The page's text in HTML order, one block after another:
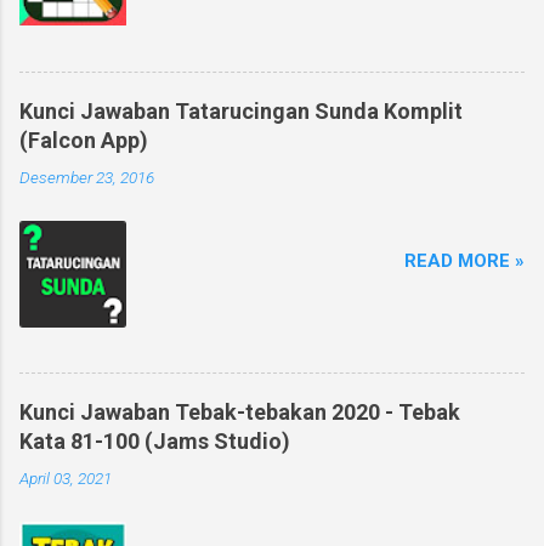
Kunci Jawaban Tatarucingan Sunda Komplit
(Falcon App)
Desember 23, 2016
READ MORE »
Kunci Jawaban Tebak-tebakan 2020 - Tebak
Kata 81-100 (Jams Studio)
April 03, 2021